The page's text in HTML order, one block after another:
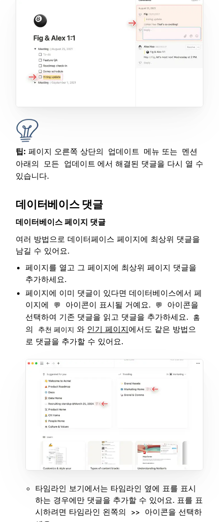
팁: 페이지 오른쪽 상단의 업데이트 메뉴 또는 멘션
아래의 모든 업데이트 에서 해결된 댓글을 다시 열 수
있습니다.
데이터베이스 댓글
데이터베이스 페이지 댓글
여러 방법으로 데이터페이스 페이지에 최상위 댓글을
남길 수 있어요.
페이지를 열고 그 페이지에 최상위 페이지 댓글을
추가하세요.
페이지에 이미 댓글이 있다면 데이터베이스에서 페
이지에
💬 아이콘이 표시될 거예요. 💬
아이콘을
선택하여 기존 댓글을 읽고 댓글을 추가하세요.
홈
의 추천 페이지 와 인기 페이지에서도 같은 방법으
로 댓글을 추가할 수 있어요.
타임라인 보기에서는 타임라인 옆에 표를 표시
하는 경우에만 댓글을 추가할 수 있어요. 표를 표
시하려면 타임라인 왼쪽의
>>
아이콘을 선택하